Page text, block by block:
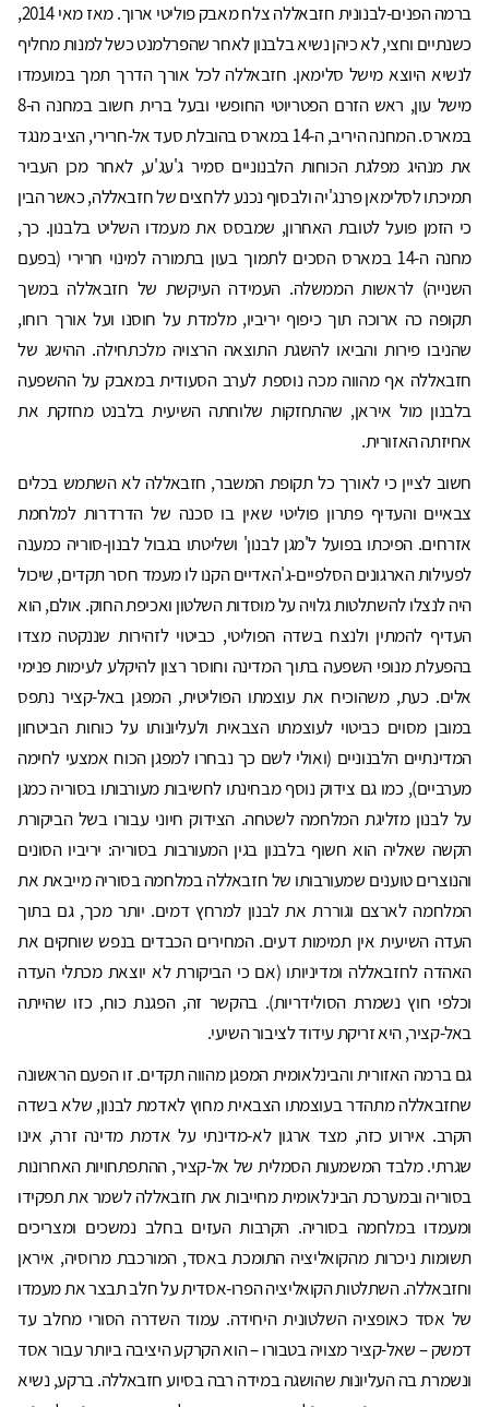
ברמה הפנים-לבנונית חזבאללה צלח מאבק פוליטי ארוך. מאז מאי 2014,
כשנתיים וחצי, לא כיהן נשיא בלבנון לאחר שהפרלמנט כשל למנות מחליף
לנשיא היוצא מישל סלימאן. חזבאללה לכל אורך הדרך תמך במועמדו
מישל עון, ראש הזרם הפטריוטי החופשי ובעל ברית חשוב במחנה ה-8
במארס. המחנה היריב, ה-14 במארס בהובלת סעד אל-חרירי, הציב מנגד
את מנהיג מפלגת הכוחות הלבנוניים סמיר ג'עג'ע, לאחר מכן העביר
תמיכתו לסלימאן פרנג'יה ולבסוף נכנע ללחצים של חזבאללה, כאשר הבין
כי הזמן פועל לטובת האחרון, שמבסס את מעמדו השליט בלבנון. כך,
מחנה ה-14 במארס הסכים לתמוך בעון בתמורה למינוי חרירי (בפעם
השנייה) לראשות הממשלה. העמידה העיקשת של חזבאללה במשך
תקופה כה ארוכה תוך כיפוף יריביו, מלמדת על חוסנו ועל אורך רוחו,
שהניבו פירות והביאו להשגת התוצאה הרצויה מלכתחילה. ההישג של
חזבאללה אף מהווה מכה נוספת לערב הסעודית במאבק על ההשפעה
בלבנון מול איראן, שהתחזקות שלוחתה השיעית בלבנט מחזקת את
אחיזתה האזורית.
חשוב לציין כי לאורך כל תקופת המשבר, חזבאללה לא השתמש בכלים
צבאיים והעדיף פתרון פוליטי שאין בו סכנה של הדרדרות למלחמת
אזרחים. הפיכתו בפועל ל'מגן לבנון' ושליטתו בגבול לבנון-סוריה כמענה
לפעילות הארגונים הסלפיים-ג'האדיים הקנו לו מעמד חסר תקדים, שיכול
היה לנצלו להשתלטות גלויה על מוסדות השלטון ואכיפת החוק. אולם, הוא
העדיף להמתין ולנצח בשדה הפוליטי, כביטוי לזהירות שננקטה מצדו
בהפעלת מנופי השפעה בתוך המדינה וחוסר רצון להיקלע לעימות פנימי
אלים. כעת, משהוכיח את עוצמתו הפוליטית, המפגן באל-קציר נתפס
במובן מסוים כביטוי לעוצמתו הצבאית ולעליונותו על כוחות הביטחון
המדינתיים הלבנוניים (ואולי לשם כך נבחרו למפגן הכוח אמצעי לחימה
מערביים), כמו גם צידוק נוסף מבחינתו לחשיבות מעורבותו בסוריה כמגן
על לבנון מזליגת המלחמה לשטחה. הצידוק חיוני עבורו בשל הביקורת
הקשה שאליה הוא חשוף בלבנון בגין המעורבות בסוריה: יריביו הסונים
והנוצרים טוענים שמעורבותו של חזבאללה במלחמה בסוריה מייבאת את
המלחמה לארצם וגוררת את לבנון למרחץ דמים. יותר מכך, גם בתוך
העדה השיעית אין תמימות דעים. המחירים הכבדים בנפש שוחקים את
האהדה לחזבאללה ומדיניותו (אם כי הביקורת לא יוצאת מכתלי העדה
וכלפי חוץ נשמרת הסולידריות). בהקשר זה, הפגנת כוח, כזו שהייתה
באל-קציר, היא זריקת עידוד לציבור השיעי.
גם ברמה האזורית והבינלאומית המפגן מהווה תקדים. זו הפעם הראשונה
שחזבאללה מתהדר בעוצמתו הצבאית מחוץ לאדמת לבנון, שלא בשדה
הקרב. אירוע כזה, מצד ארגון לא-מדינתי על אדמת מדינה זרה, אינו
שגרתי. מלבד המשמעות הסמלית של אל-קציר, ההתפתחויות האחרונות
בסוריה ובמערכת הבינלאומית מחייבות את חזבאללה לשמר את תפקידו
ומעמדו במלחמה בסוריה. הקרבות העזים בחלב נמשכים ומצריכים
תשומות ניכרות מהקואליציה התומכת באסד, המורכבת מרוסיה, איראן
וחזבאללה. השתלטות הקואליציה הפרו-אסדית על חלב תבצר את מעמדו
של אסד כאופציה השלטונית היחידה. עמוד השדרה הסורי מחלב עד
דמשק – שאל-קציר מצויה בטבורו – הוא הקרקע היציבה ביותר עבור אסד
ונשמרת בה העליונות שהושגה במידה רבה בסיוע חזבאללה. ברקע, נשיא